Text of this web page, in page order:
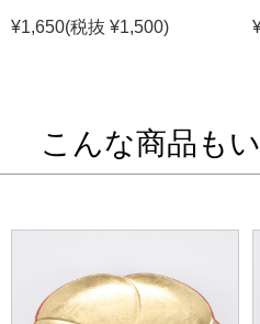
¥1,650(税抜 ¥1,500)
こんな商品も